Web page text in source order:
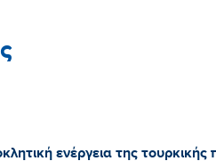
ενέργεια της